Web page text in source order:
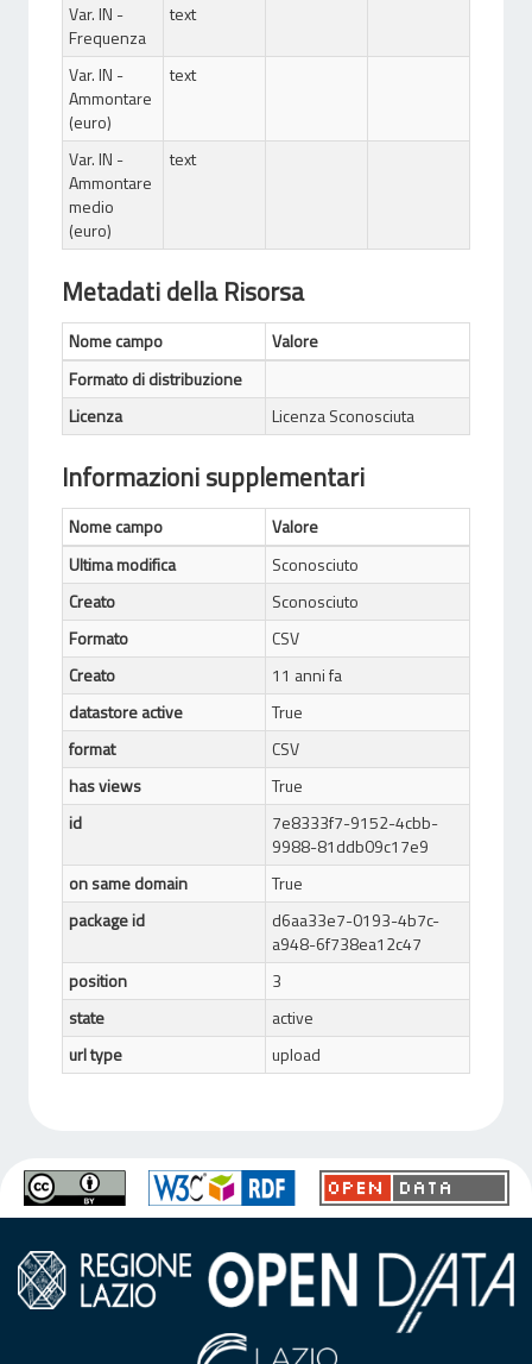
Var. IN -
Frequenza
text
Var. IN -
Ammontare
(euro)
text
Var. IN -
Ammontare
medio
(euro)
text
Metadati della Risorsa
Nome campo
Valore
Formato di distribuzione
Licenza
Licenza Sconosciuta
Informazioni supplementari
Nome campo
Valore
Ultima modifica
Sconosciuto
Creato
Sconosciuto
Formato
CSV
Creato
11 anni fa
datastore active
True
format
CSV
has views
True
id
7e8333f7-9152-4cbb-
9988-81ddb09c17e9
on same domain
True
package id
d6aa33e7-0193-4b7c-
a948-6f738ea12c47
position
3
state
active
url type
upload